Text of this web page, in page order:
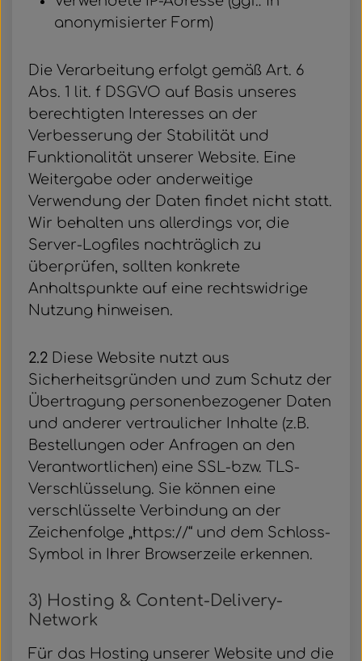
anonymisierter Form)
Die Verarbeitung erfolgt gemäß Art. 6
Abs. 1 lit. f DSGVO auf Basis unseres
berechtigten Interesses an der
Verbesserung der Stabilität und
Funktionalität unserer Website. Eine
Weitergabe oder anderweitige
Verwendung der Daten findet nicht statt.
Wir behalten uns allerdings vor, die
Server-Logfiles nachträglich zu
überprüfen, sollten konkrete
Anhaltspunkte auf eine rechtswidrige
Nutzung hinweisen.
2.2 Diese Website nutzt aus
Sicherheitsgründen und zum Schutz der
Übertragung personenbezogener Daten
und anderer vertraulicher Inhalte (z.B.
Bestellungen oder Anfragen an den
Verantwortlichen) eine SSL-bzw. TLS-
Verschlüsselung. Sie können eine
verschlüsselte Verbindung an der
Zeichenfolge „https://“ und dem Schloss-
Symbol in Ihrer Browserzeile erkennen.
3) Hosting & Content-Delivery-
Network
Für das Hosting unserer Website und die